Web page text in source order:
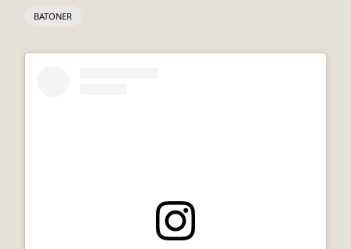
BATONER